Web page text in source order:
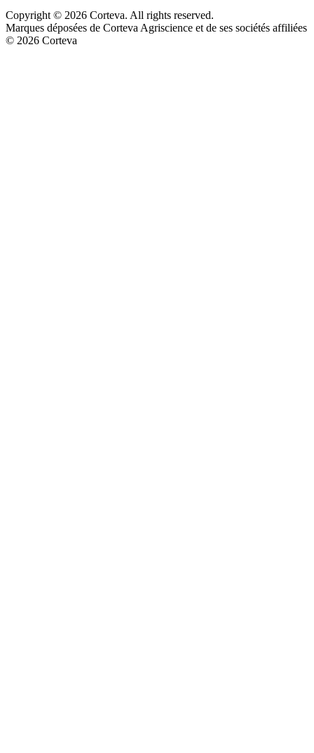
Copyright © 2026 Corteva. All rights reserved.
Marques déposées de Corteva Agriscience et de ses sociétés affiliées
© 2026 Corteva